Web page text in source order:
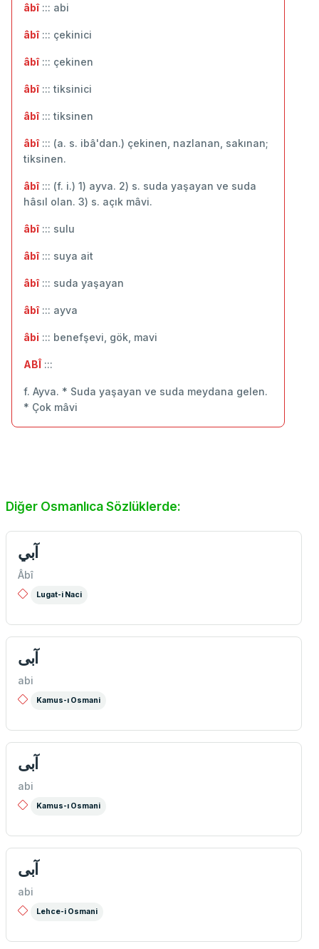
âbî::: abi
âbî::: çekinici
âbî::: çekinen
âbî::: tiksinici
âbî::: tiksinen
âbî::: (a. s. ibâ'dan.) çekinen, nazlanan, sakınan;
tiksinen.
âbî::: (f. i.) 1) ayva. 2) s. suda yaşayan ve suda
hâsıl olan. 3) s. açık mâvi.
âbî::: sulu
âbî::: suya ait
âbî::: suda yaşayan
âbî::: ayva
âbi ::: benefşevi, gök, mavi
ABÎ:::
f. Ayva. * Suda yaşayan ve suda meydana gelen.
* Çok mâvi
Diğer Osmanlıca Sözlüklerde:
آبي
Âbî
Lugat-i Naci
آبی
abi
Kamus-ı Osmani
آبی
abi
Kamus-ı Osmani
آبی
abi
Lehce-i Osmani